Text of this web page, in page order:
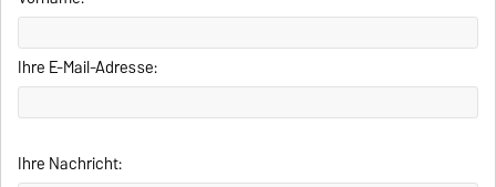
Ihre E-Mail-Adresse:
Ihre Nachricht: